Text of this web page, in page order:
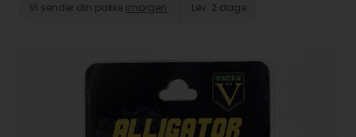
Vi sender din pakke imorgen Lev. 2 dage